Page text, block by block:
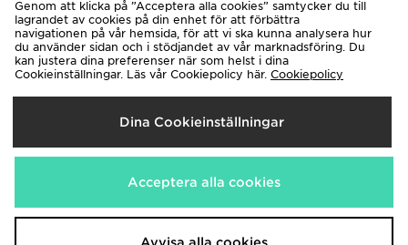
Unlike Humans Lua Waffle T-Shirt
Unlike Humans Wells Stripe Pocket
T-Shirt
480.00kr
Genom att klicka på ”Acceptera alla cookies” samtycker du till
lagrandet av cookies på din enhet för att förbättra
navigationen på vår hemsida, för att vi ska kunna analysera hur
du använder sidan och i stödjandet av vår marknadsföring. Du
kan justera dina preferenser när som helst i dina
Cookieinställningar. Läs vår Cookiepolicy här. Cookiepolicy
Dina Cookieinställningar
Acceptera alla cookies